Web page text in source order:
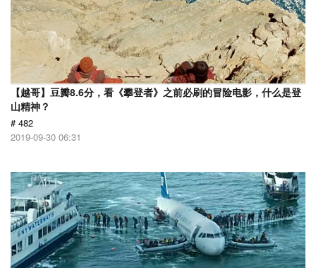
【越哥】豆瓣8.6分，看《攀登者》之前必刷的冒险电影，什么是登
山精神？
# 482
2019-09-30 06:31